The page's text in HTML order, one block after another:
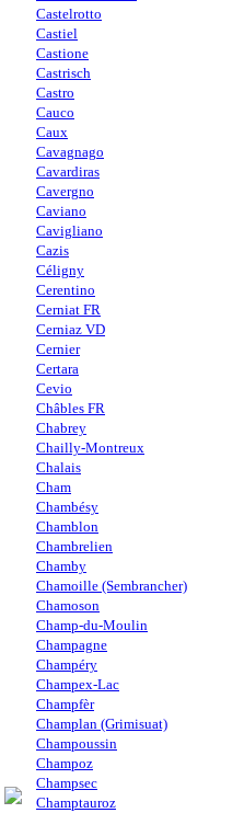
Castelrotto
Castiel
Castione
Castrisch
Castro
Cauco
Caux
Cavagnago
Cavardiras
Cavergno
Caviano
Cavigliano
Cazis
Céligny
Cerentino
Cerniat FR
Cerniaz VD
Cernier
Certara
Cevio
Châbles FR
Chabrey
Chailly-Montreux
Chalais
Cham
Chambésy
Chamblon
Chambrelien
Chamby
Chamoille (Sembrancher)
Chamoson
Champ-du-Moulin
Champagne
Champéry
Champex-Lac
Champfèr
Champlan (Grimisuat)
Champoussin
Champoz
Champsec
Champtauroz